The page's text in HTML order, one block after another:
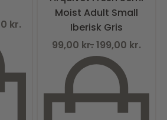
kr.
Moist Adult Small
Iberisk Gris
99,00 kr. 199,00 kr.